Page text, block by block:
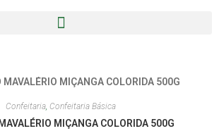
Confeitaria, Confeitaria Básica
MIÇANGA COLORIDA 500G